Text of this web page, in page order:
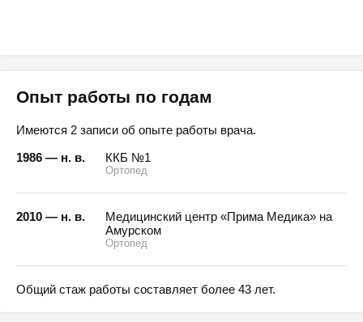
Опыт работы по годам
Имеются 2 записи об опыте работы врача.
1986 — н. в.
ККБ №1
Ортопед
2010 — н. в.
Медицинский центр «Прима Медика» на
Амурском
Ортопед
Общий стаж работы составляет более 43 лет.